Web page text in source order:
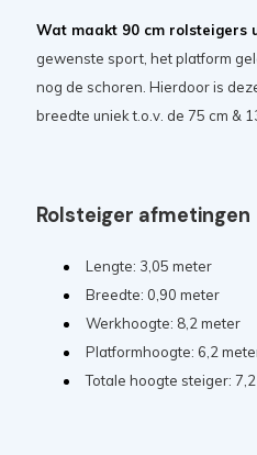
Wat maakt 90 cm rolsteigers
gewenste sport, het platform
nog de schoren. Hierdoor is
breedte uniek t.o.v. de 75 cm &
Rolsteiger afmetingen
Lengte: 3,05 meter
Breedte: 0,90 meter
Werkhoogte: 8,2 meter
Platformhoogte: 6,2
Totale hoogte steiger: